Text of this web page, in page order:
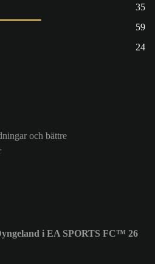
35
59
24
och bättre
i EA SPORTS FC™ 26